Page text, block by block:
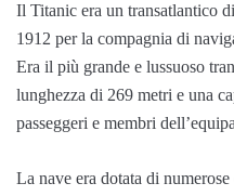
Il Titanic era un transatlantico
1912 per la compagnia di
Era il più grande e lussuoso
lunghezza di 269 metri e una
passeggeri e membri
La nave era dotata di